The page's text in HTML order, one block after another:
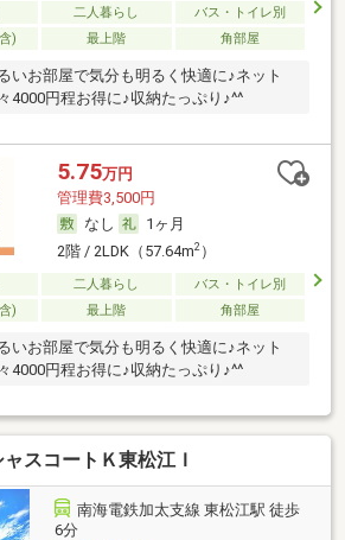
二人暮らし
バス・トイレ別
)
最上階 角部屋
いお部屋で気分も明るく快適に♪ネット
4000円程お得に♪収納たっぷり♪^^
5.75万円
管理費3,500円
なし
1ヶ月
2階 / 2LDK（57.64m2）
二人暮らし
バス・トイレ別
)
最上階 角部屋
いお部屋で気分も明るく快適に♪ネット
4000円程お得に♪収納たっぷり♪^^
スコートＫ東松江Ｉ
南海電鉄加太支線 東松江駅 徒歩
6分